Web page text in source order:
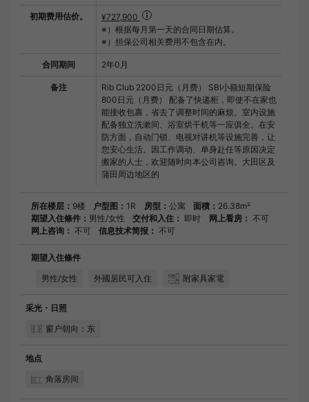
初期费用估价。
¥727,900
※）根据每月第一天的合同日期估算。
※）担保公司相关费用不包含在内。
合同期间 2年0月
备注
Rib Club 2200日元（月费） SBI小额短期保险
800日元（月费） 配备了快递柜，即使不在家也
能接收包裹，省去了调整时间的麻烦。室内设施
配备独立洗漱间、浴室烘干机等一应俱全。在安
防方面，自动门锁、电视对讲机等设施完善，让
您安心生活。因工作调动、单身赴任等原因决定
搬家的人士，欢迎随时向本公司咨询。大田区及
蒲田周边地区的
所在楼层： 9楼 户型图： 1R 房型： 公寓 面積： 26.38m²
期望入住條件： 男性/女性 交付和入住： 即时 网上看房： 不可
网上咨询： 不可 信息技术简报： 不可
期望入住條件
男性/女性
外國居民可入住 附家具家電
采光・日照
窗户朝向：东
地点
角落房间